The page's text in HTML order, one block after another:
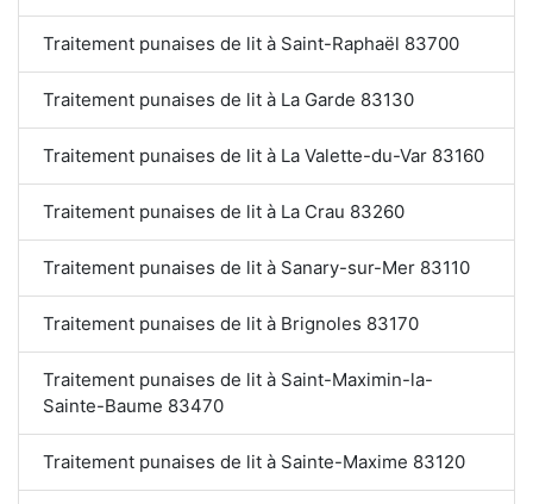
Traitement punaises de lit à Saint-Raphaël 83700
Traitement punaises de lit à La Garde 83130
Traitement punaises de lit à La Valette-du-Var 83160
Traitement punaises de lit à La Crau 83260
Traitement punaises de lit à Sanary-sur-Mer 83110
Traitement punaises de lit à Brignoles 83170
Traitement punaises de lit à Saint-Maximin-la-
Sainte-Baume 83470
Traitement punaises de lit à Sainte-Maxime 83120